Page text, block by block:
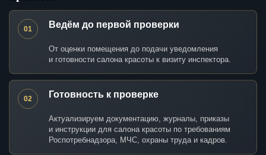
01 Ведём до первой проверки
От оценки помещения до подачи уведомления
и готовности салона красоты к визиту инспектора.
02 Готовность к проверке
Актуализируем документацию, журналы, приказы
и инструкции для салона красоты по требованиям
Роспотребнадзора, МЧС, охраны труда и кадров.